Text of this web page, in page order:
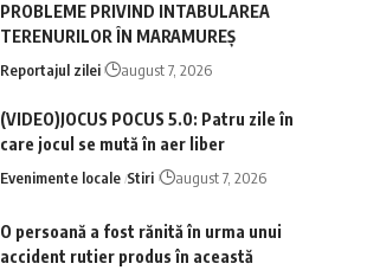
PROBLEME PRIVIND INTABULAREA
TERENURILOR ÎN MARAMUREȘ
Reportajul zilei august 7, 2026
(VIDEO)JOCUS POCUS 5.0: Patru zile în
care jocul se mută în aer liber
Evenimente locale Stiri august 7, 2026
O persoană a fost rănită în urma unui
accident rutier produs în această